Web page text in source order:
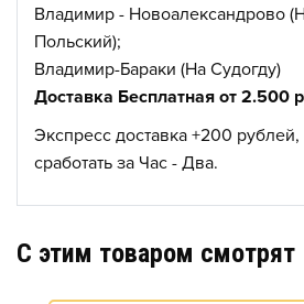
Владимир - Новоалександрово
Польский);
Владимир-Бараки (На Судогду)
Доставка Бесплатная от 2.500
Экспресс доставка +200 рублей,
сработать за Час - Два.
C этим товаром смотрят